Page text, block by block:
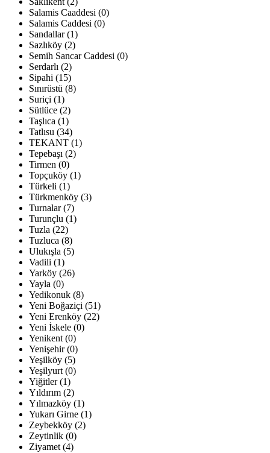
Salamis Caaddesi (0)
Salamis Caddesi (0)
Sandallar (1)
Sazlıköy (2)
Semih Sancar Caddesi (0)
Serdarlı (2)
Sipahi (15)
Sınırüstü (8)
Suriçi (1)
Sütlüce (2)
Taşlıca (1)
Tatlısu (34)
TEKANT (1)
Tepebaşı (2)
Tirmen (0)
Topçuköy (1)
Türkeli (1)
Türkmenköy (3)
Turnalar (7)
Turunçlu (1)
Tuzla (22)
Tuzluca (8)
Ulukışla (5)
Vadili (1)
Yarköy (26)
Yayla (0)
Yedikonuk (8)
Yeni Boğaziçi (51)
Yeni Erenköy (22)
Yeni İskele (0)
Yenikent (0)
Yenişehir (0)
Yeşilköy (5)
Yeşilyurt (0)
Yiğitler (1)
Yıldırım (2)
Yılmazköy (1)
Yukarı Girne (1)
Zeybekköy (2)
Zeytinlik (0)
Ziyamet (4)